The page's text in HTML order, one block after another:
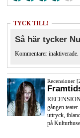
TYCK TILL!
Så här tycker
Kommentarer inaktiverade.
Recensioner
gången
uttryck,
på